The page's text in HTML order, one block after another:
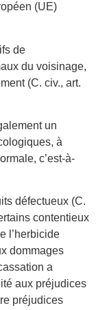
(UE)
de
du voisinage,
(C. civ., art.
un
à
c’est-à-
défectueux (C.
contentieux
l’herbicide
dommages
a
aux préjudices
préjudices